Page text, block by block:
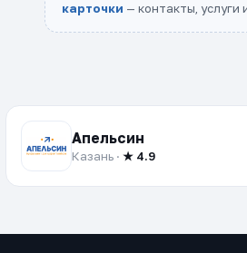
карточки — контакты, услуги
Апельсин
Казань ·★ 4.9